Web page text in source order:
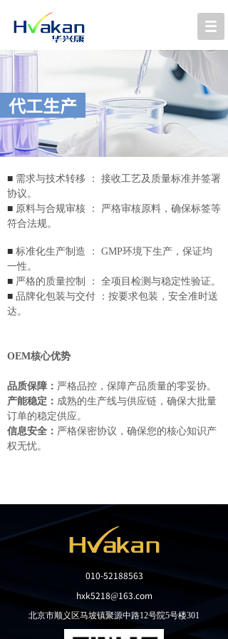
代工生产
■ 需求与技术转移 ： 接收工艺及质量标准并签署
协议。
■ 原料与合规审核 ： 严格审核原料，确保标签等
符合法规。
■ 标准化生产制造 ： GMP环境下生产，保证均
一性。
■ 严格的质量控制 ： 全项目检测与稳定性验证。
■ 品牌化包装与交付 ：按要求包装，安全准时送
达。
OEM核心优势
品质保障： 严格品控，保障产品质量的零妥协。
产能稳定： 成熟的生产线与供应链，确保大批量
订单的稳定供应。
信息安全： 严格保密协议，确保您的核心知识产
权无忧。
010-52188563
hxk5218@163.com
北京市顺义区马坡镇聚源中路12号院5号楼301